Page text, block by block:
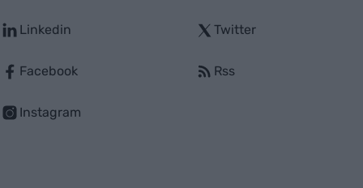
Linkedin
Facebook
Instagram
Twitter
Rss